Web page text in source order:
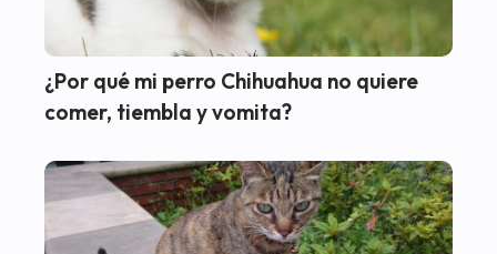
¿Por qué mi perro Chihuahua no quiere
comer, tiembla y vomita?